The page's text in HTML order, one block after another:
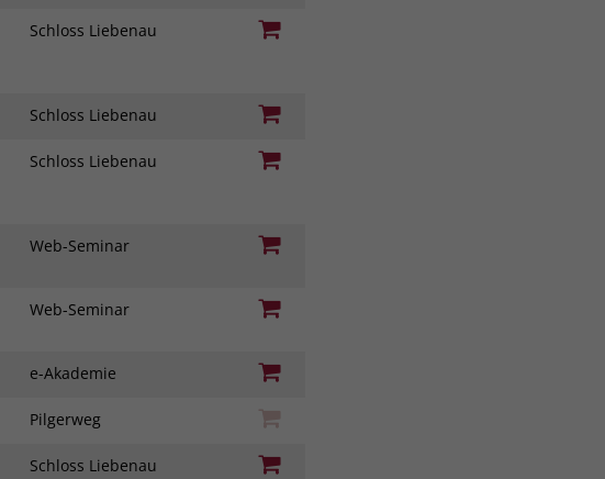
Schloss Liebenau
Schloss Liebenau
Schloss Liebenau
Web-Seminar
Web-Seminar
e-Akademie
Pilgerweg
Schloss Liebenau